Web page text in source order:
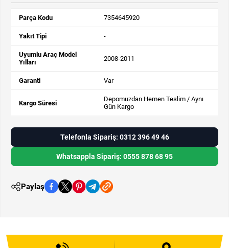
Parça Kodu 7354645920
Yakıt Tipi -
Uyumlu Araç Model
Yılları
2008-2011
Garanti Var
Kargo Süresi
Depomuzdan Hemen Teslim / Aynı
Gün Kargo
Telefonla Sipariş: 0312 396 49 46
Whatsappla Sipariş: 0555 878 68 95
Paylaş